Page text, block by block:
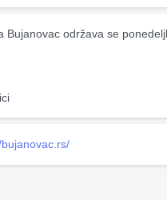
Bujanovac održava se